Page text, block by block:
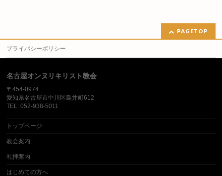
PAGETOP
プライバシーポリシー
名古屋オンヌリキリスト教会
〒454-0974
愛知県名古屋市中川区島井町612
TEL: 052-938-5011
トップページ
教会案内
礼拝案内
はじめての方へ